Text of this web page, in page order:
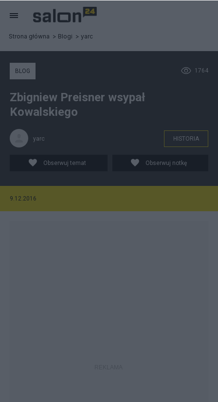
Strona główna Blogi yarc
1764
BLOG
Zbigniew Preisner wsypał
Kowalskiego
yarc HISTORIA
Obserwuj temat Obserwuj notkę
9.12.2016